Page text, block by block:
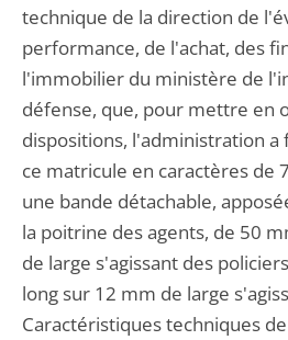
technique de la direction de
performance, de l'achat, des
l'immobilier du ministère de
défense, que, pour mettre en
dispositions, l'administration a
ce matricule en caractères de
une bande détachable,
la poitrine des agents, de 50
de large s'agissant des
long sur 12 mm de large
Caractéristiques techniques